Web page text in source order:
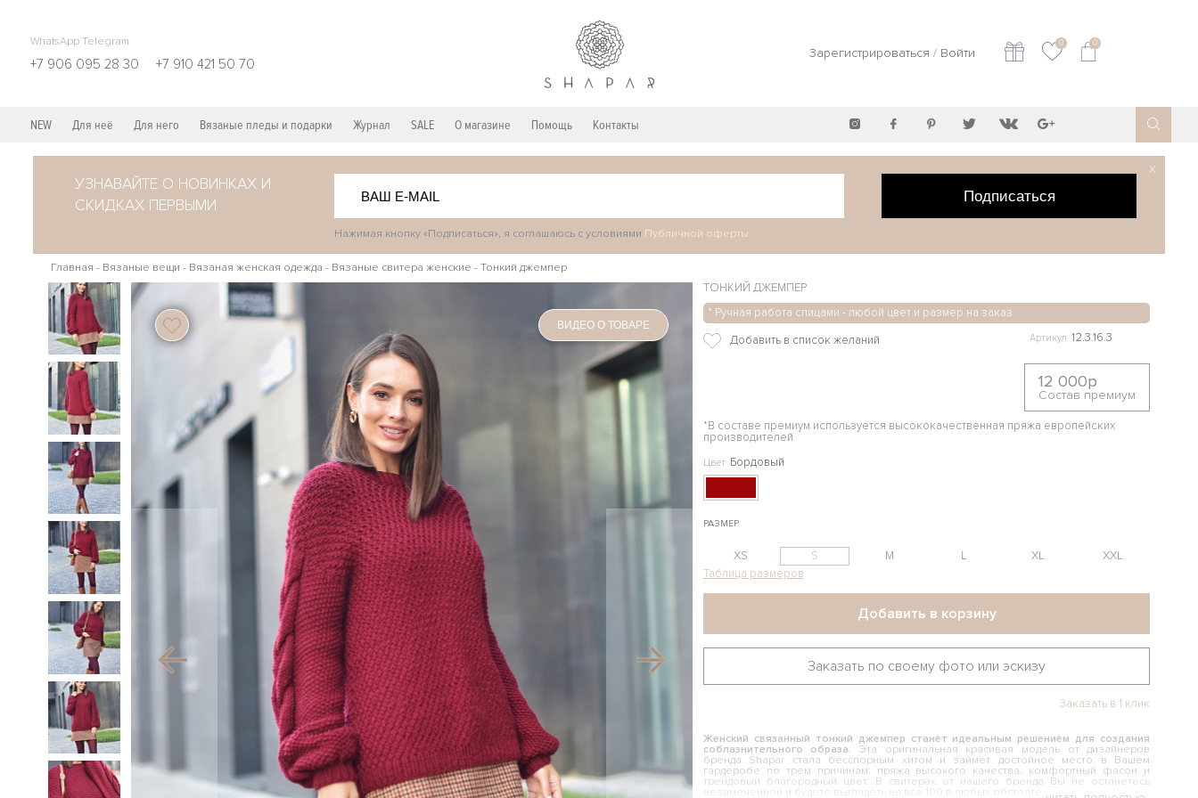
WhatsApp Telegram
+7 906 095 28 30 +7 910 421 50 70
Зарегистрироваться / Войти
0 0
NEW Для неё Для него Вязаные пледы и подарки Журнал SALE О магазине Помощь Контакты
УЗНАВАЙТЕ О НОВИНКАХ И
СКИДКАХ ПЕРВЫМИ
Подписаться
X
Нажимая кнопку «Подписаться», я соглашаюсь с условиями Публичной оферты
Главная - Вязаные вещи - Вязаная женская одежда - Вязаные свитера женские - Тонкий джемпер
113 ВИДЕО О ТОВАРЕ
ТОНКИЙ ДЖЕМПЕР
* Ручная работа спицами - любой цвет и размер на заказ
Артикул 12.3.16.3
12 000р
Состав премиум
*В составе премиум используется высококачественная пряжа европейских
производителей
Цвет Бордовый
РАЗМЕР
XS S M L XL
XXL
Таблица размеров
Добавить в корзину
Заказать по своему фото или эскизу
Заказать в 1 клик
Женский связанный тонкий джемпер станет идеальным решением для создания
соблазнительного образа. Эта оригинальная красивая модель от дизайнеров
бренда Shapar стала бесспорным хитом и займет достойное место в Вашем
гардеробе по трем причинам: пряжа высокого качества, комфортный фасон и
трендовый благородный цвет. В свитерах от нашего бренда Вы не останетесь
незамеченной и будете выглядеть на все 100 в любых обстоятельствах.